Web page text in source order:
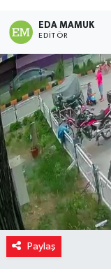
EDA MAMUK
EDITÖR
Paylaş
Siyaset
Spor
Yaşam
Yerel
Yurttan